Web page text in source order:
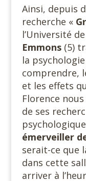
Ainsi, depuis
recherche «
l’Université de
Emmons(5)
la
comprendre,
et les effets
Florence
de ses
émerveiller
serait-ce que
dans cette
arriver à